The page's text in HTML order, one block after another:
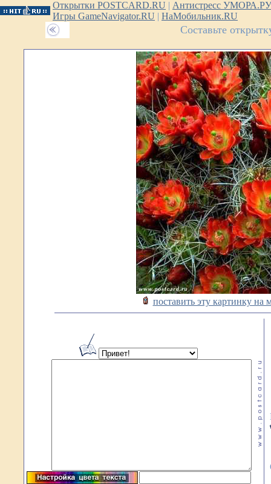
Открытки POSTCARD.RU | Антистресс УМОРА.РУ
Игры GameNavigator.RU | НаМобильник.RU
Составьте
поставить эту картинку на